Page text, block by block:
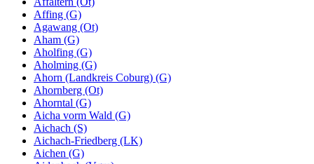
Affing (G)
Agawang (Ot)
Aham (G)
Aholfing (G)
Aholming (G)
Ahorn (Landkreis Coburg) (G)
Ahornberg (Ot)
Ahorntal (G)
Aicha vorm Wald (G)
Aichach (S)
Aichach-Friedberg (LK)
Aichen (G)